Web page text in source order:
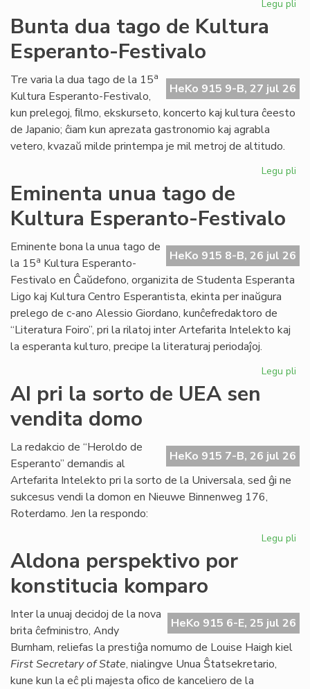
Legu pli
de
Bunta dua tago de Kultura
Esperanto-Festivalo
HeKo 915 9-B, 27 jul 26
Tre varia la dua tago de la 15a
Kultura Esperanto-Festivalo,
kun prelegoj, ﬁlmo, ekskurseto, koncerto kaj kultura ĉeesto
de Japanio; ĉiam kun aprezata gastronomio kaj agrabla
vetero, kvazaŭ milde printempa je mil metroj de altitudo.
Legu pli
Eminenta unua tago de
Kultura Esperanto-Festivalo
HeKo 915 8-B, 26 jul 26
Eminente bona la unua tago de
la 15a Kultura Esperanto-
Festivalo en Ĉaŭdefono, organizita de Studenta Esperanta
Ligo kaj Kultura Centro Esperantista, ekinta per inaŭgura
prelego de c-ano Alessio Giordano, kunĉefredaktoro de
“Literatura Foiro”, pri la rilatoj inter Artefarita Intelekto kaj
la esperanta kulturo, precipe la literaturaj periodaĵoj.
Legu pli
AI pri la sorto de UEA sen
vendita domo
HeKo 915 7-B, 26 jul 26
La redakcio de “Heroldo de
Esperanto” demandis al
Artefarita Intelekto pri la sorto de la Universala, sed ĝi ne
sukcesus vendi la domon en Nieuwe Binnenweg 176,
Roterdamo. Jen la respondo:
Legu pli
de
Aldona perspektivo por
konstitucia komparo
HeKo 915 6-E, 25 jul 26
Inter la unuaj decidoj de la nova
brita ĉefministro, Andy
Burnham, reliefas la prestiĝa nomumo de Louise Haigh kiel
First Secretary of State, nialingve Unua Ŝtatsekretario,
kune kun la eĉ pli majesta oﬁco de kanceliero de la